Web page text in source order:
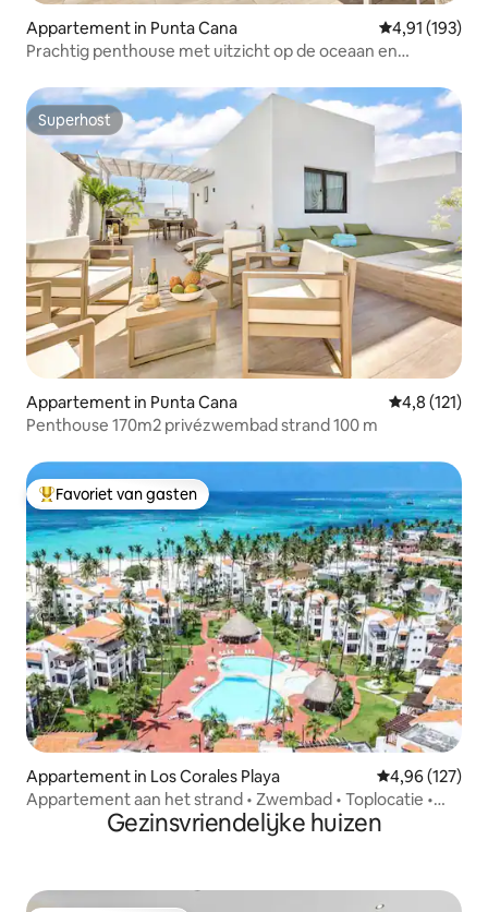
Appartement in Punta Cana Gemiddelde
4,91 (193)
Prachtig penthouse met uitzicht op de oceaan en
Superhost
Superhost
Appartement in Punta Cana Gemiddelde
4,8 (121)
Penthouse 170m2 privézwembad strand 100 m
Topfavoriet van gasten
Favoriet van gasten
Appartement in Los Corales Playa Gemiddelde
4,96 (127)
Appartement aan het strand • Zwembad • Toplocatie •
Aanbieding sep/oktGezinsvriendelijke huizen